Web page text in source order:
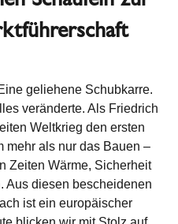
geliehene Schubkarre.
veränderte. Als Friedrich
Weltkrieg den ersten
mehr als nur das Bauen –
Zeiten Wärme, Sicherheit
Aus diesen bescheidenen
ist ein europäischer